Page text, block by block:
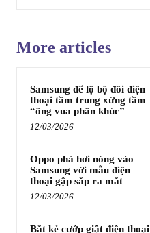
More articles
Samsung để lộ bộ đôi điện
thoại tầm trung xứng tầm
“ông vua phân khúc”
12/03/2026
Oppo phả hơi nóng vào
Samsung với mẫu điện
thoại gập sắp ra mắt
12/03/2026
Bắt kẻ cướp giật điện thoại